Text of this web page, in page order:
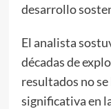
desarrollo
El analista
décadas de
resultados no
significativa en